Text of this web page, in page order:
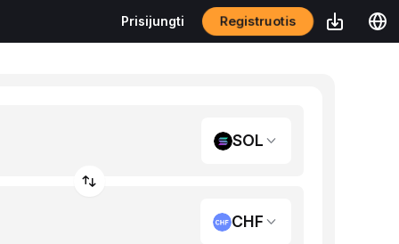
Prisijungti Registruotis
SOL
CHF